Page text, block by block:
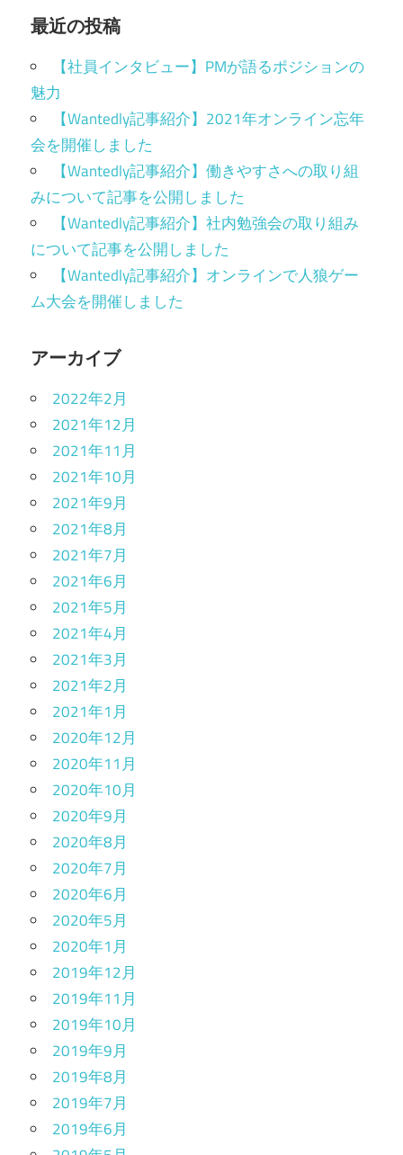
最近の投稿
【社員インタビュー】PMが語るポジションの
魅力
【Wantedly記事紹介】2021年オンライン忘年
会を開催しました
【Wantedly記事紹介】働きやすさへの取り組
みについて記事を公開しました
【Wantedly記事紹介】社内勉強会の取り組み
について記事を公開しました
【Wantedly記事紹介】オンラインで人狼ゲー
ム大会を開催しました
アーカイブ
2022年2月
2021年12月
2021年11月
2021年10月
2021年9月
2021年8月
2021年7月
2021年6月
2021年5月
2021年4月
2021年3月
2021年2月
2021年1月
2020年12月
2020年11月
2020年10月
2020年9月
2020年8月
2020年7月
2020年6月
2020年5月
2020年1月
2019年12月
2019年11月
2019年10月
2019年9月
2019年8月
2019年7月
2019年6月